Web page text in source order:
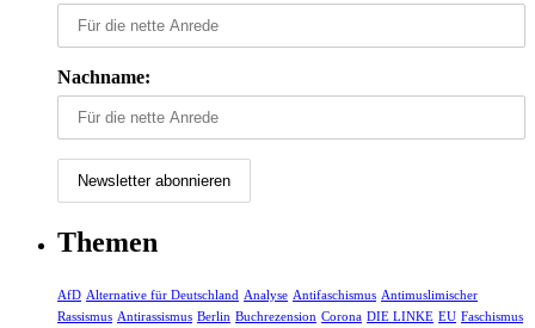
Nachname:
Themen
AfD Alternative für Deutschland Analyse Antifaschismus Antimuslimischer
Rassismus Antirassismus Berlin Buchrezension Corona DIE LINKE EU Faschismus